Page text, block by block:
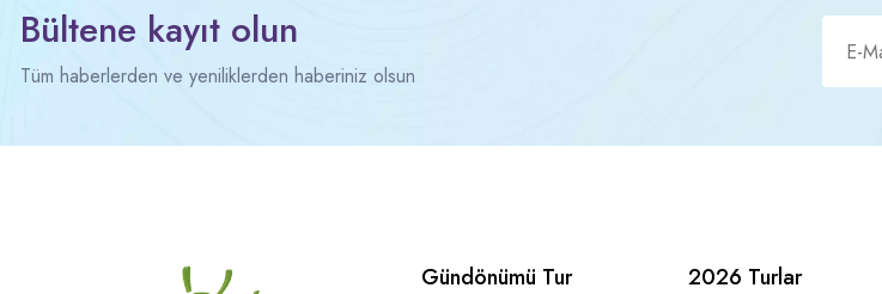
Bültene kayıt olun
Tüm haberlerden ve yeniliklerden haberiniz olsun
Gündönümü Tur 2026 Turlar